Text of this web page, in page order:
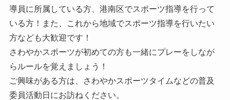
導員に所属している方、港南区でスポーツ指導を行って
いる方！また、これから地域でスポーツ指導を行いたい
方なども大歓迎です！
さわやかスポーツが初めての方も一緒にプレーをしなが
らルールを覚えましょう！
ご興味がある方は、さわやかスポーツタイムなどの普及
委員活動日にお訪ねください。